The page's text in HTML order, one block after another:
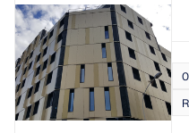
Abonnements & prix
Exemples